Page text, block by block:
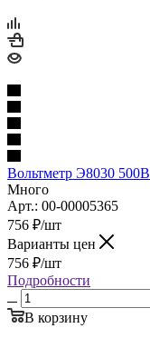
Вольтметр Э8030 500В
Много
Арт.: 00-00005365
756 ₽/шт
Варианты цен
756 ₽/шт
Подробности
В корзину